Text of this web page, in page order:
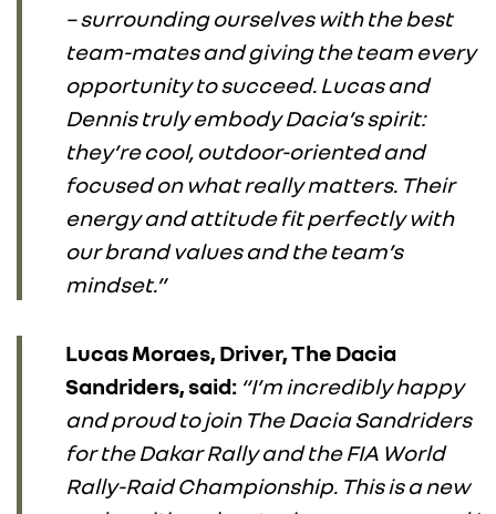
RENAULT GROUP
RENAULT
– surrounding ourselves with the best
team-mates and giving the team every
opportunity to succeed. Lucas and
Dennis truly embody Dacia’s spirit:
they’re cool, outdoor-oriented and
focused on what really matters. Their
energy and attitude fit perfectly with
our brand values and the team’s
mindset.”
Lucas Moraes, Driver, The Dacia
Sandriders, said: “I’m incredibly happy
and proud to join The Dacia Sandriders
for the Dakar Rally and the FIA World
Rally-Raid Championship. This is a new